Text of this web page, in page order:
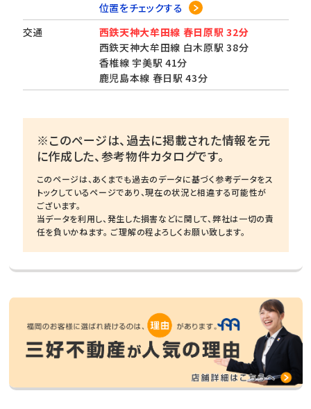
位置をチェックする
交通
西鉄天神大牟田線 春日原駅 32分
西鉄天神大牟田線 白木原駅 38分
香椎線 宇美駅 41分
鹿児島本線 春日駅 43分
※このページは、過去に掲載された情報を元
に作成した、参考物件カタログです。
このページは、あくまでも過去のデータに基づく参考データをス
トックしているページであり、現在の状況と相違する可能性が
ございます。
当データを利用し、発生した損害などに関して、弊社は一切の責
任を負いかねます。 ご理解の程よろしくお願い致します。